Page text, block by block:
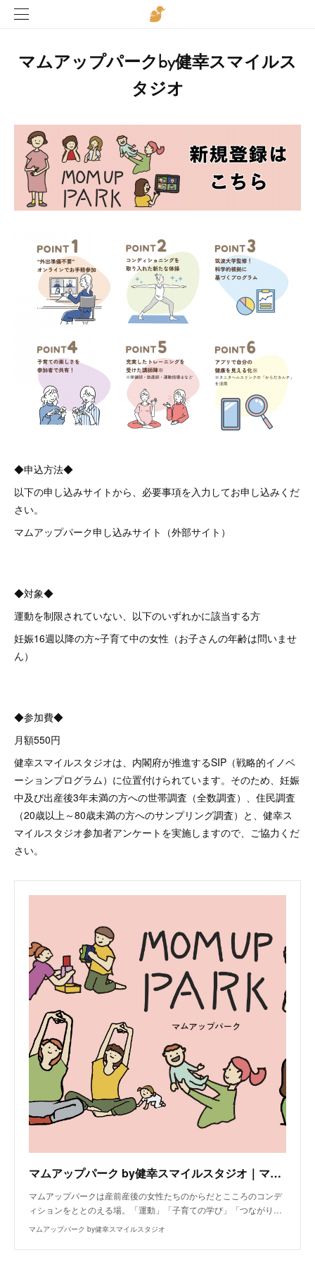
マムアップパークby健幸スマイルス
タジオ
◆申込方法◆
以下の申し込みサイトから、必要事項を入力してお申し込みくだ
さい。
マムアップパーク申し込みサイト（外部サイト）
◆対象◆
運動を制限されていない、以下のいずれかに該当する方
妊娠16週以降の方~子育て中の女性（お子さんの年齢は問いませ
ん）
◆参加費◆
月額550円
健幸スマイルスタジオは、内閣府が推進するSIP（戦略的イノベ
ーションプログラム）に位置付けられています。そのため、妊娠
中及び出産後3年未満の方への世帯調査（全数調査）、住民調査
（20歳以上～80歳未満の方へのサンプリング調査）と、健幸ス
マイルスタジオ参加者アンケートを実施しますので、ご協力くだ
さい。
マムアップパーク by健幸スマイルスタジオ｜ママのためのからだとこころのケア教室
マムアップパークは産前産後の女性たちのからだとこころのコンデ
ィションをととのえる場。「運動」「子育ての学び」「つながり…
マムアップパーク by健幸スマイルスタジオ